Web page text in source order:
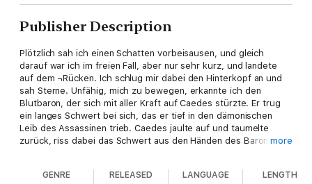
Publisher Description
Plötzlich sah ich einen Schatten vorbeisausen, und gleich
darauf war ich im freien Fall, aber nur sehr kurz, und landete
auf dem ¬Rücken. Ich schlug mir dabei den Hinterkopf an und
sah Sterne. Unfähig, mich zu bewegen, erkannte ich den
Blutbaron, der sich mit aller Kraft auf Caedes stürzte. Er trug
ein langes Schwert bei sich, das er tief in den dämonischen
Leib des Assassinen trieb. Caedes jaulte auf und taumelte
zurück, riss dabei das Schwert aus den Händen des Barons,
und ließ die blutige Klinge zu Boden fallen. Einen Moment lang
more
GENRE RELEASED LANGUAGE LENGTH